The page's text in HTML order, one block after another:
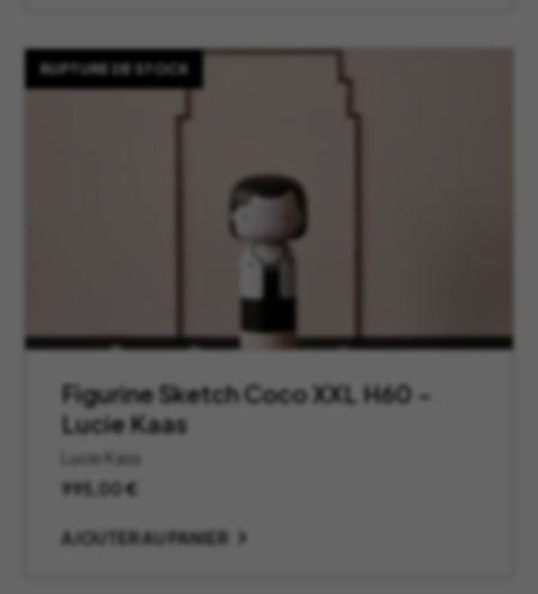
RUPTURE DE STOCK
Figurine Sketch Coco XXL H60 –
Lucie Kaas
Lucie Kass
995,00€
AJOUTER AU PANIER